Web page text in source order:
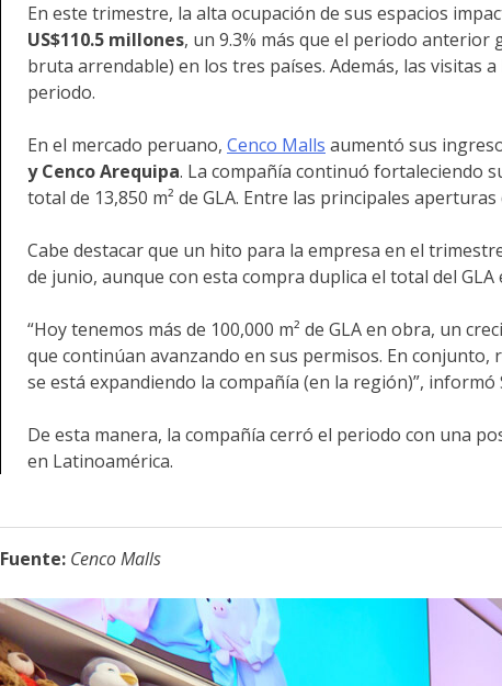
En este trimestre, la alta ocupación de sus espacios
US$110.5 millones, un 9.3% más que el periodo anterior
bruta arrendable) en los tres países. Además, las visitas
periodo.
En el mercado peruano, Cenco Malls aumentó sus
y Cenco Arequipa. La compañía continuó fortaleciendo
total de 13,850 m² de GLA. Entre las principales
Cabe destacar que un hito para la empresa en el
de junio, aunque con esta compra duplica el total del GLA
“Hoy tenemos más de 100,000 m² de GLA en obra, un
que continúan avanzando en sus permisos. En
se está expandiendo la compañía (en la región)”,
De esta manera, la compañía cerró el periodo con una
en Latinoamérica.
Fuente: Cenco Malls